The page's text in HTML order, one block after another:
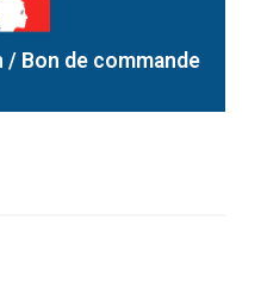
/ Bon de commande